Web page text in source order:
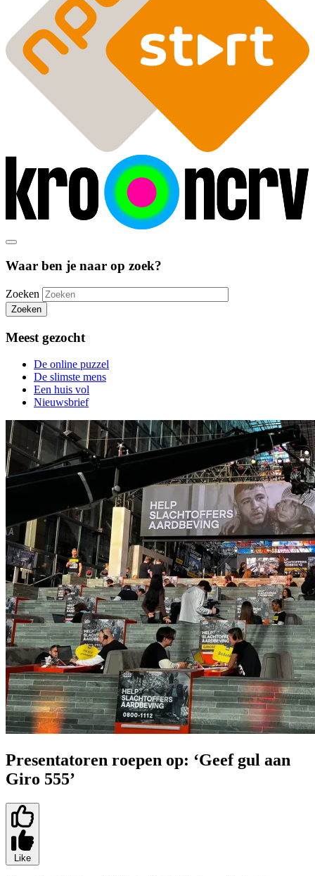
Waar ben je naar op zoek?
Zoeken
Zoeken
Meest gezocht
De online puzzel
De slimste mens
Een huis vol
Nieuwsbrief
Presentatoren roepen op: ‘Geef gul aan
Giro 555’
Like